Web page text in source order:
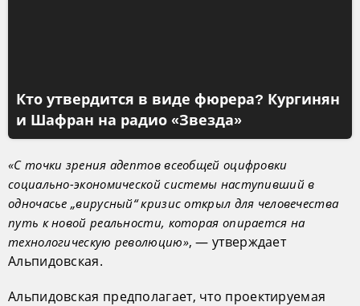
Кто утвердится в виде фюрера? Кургинян
и Шафран на радио «Звезда»
«С точки зрения адептов всеобщей оцифровки
социально-экономической системы наступивший в
одночасье „вирусный“ кризис открыл для человечества
путь к новой реальности, которая опирается на
технологическую революцию», — утверждает
Альпидовская.
Альпидовская предполагает, что проектируемая